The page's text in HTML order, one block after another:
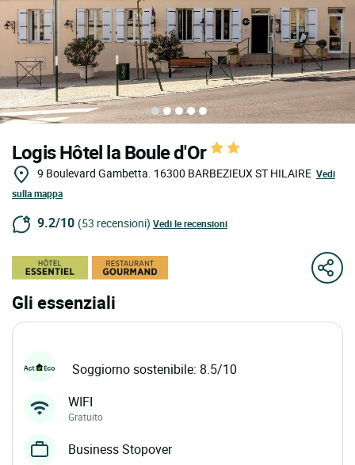
Logis Hôtel la Boule d'Or
9 Boulevard Gambetta. 16300 BARBEZIEUX ST HILAIRE Vedi
sulla mappa
9.2/10 (53 recensioni) Vedi le recensioni
Gli essenziali
Soggiorno sostenibile: 8.5/10
WIFI
Gratuito
Business Stopover